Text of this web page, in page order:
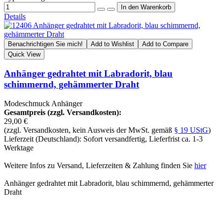
Details
Benachrichtigen Sie mich! Add to Wishlist
Add to Compare
Quick View
Anhänger gedrahtet mit Labradorit, blau
schimmernd, gehämmerter Draht
Modeschmuck Anhänger
Gesamtpreis (zzgl. Versandkosten):
29,00 €
(zzgl. Versandkosten, kein Ausweis der MwSt. gemäß § 19 UStG)
Lieferzeit (Deutschland): Sofort versandfertig, Lieferfrist ca. 1-3
Werktage
Weitere Infos zu Versand, Lieferzeiten & Zahlung finden Sie hier
Anhänger gedrahtet mit Labradorit, blau schimmernd, gehämmerter
Draht